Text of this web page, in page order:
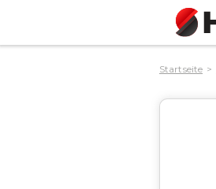
Startseite >